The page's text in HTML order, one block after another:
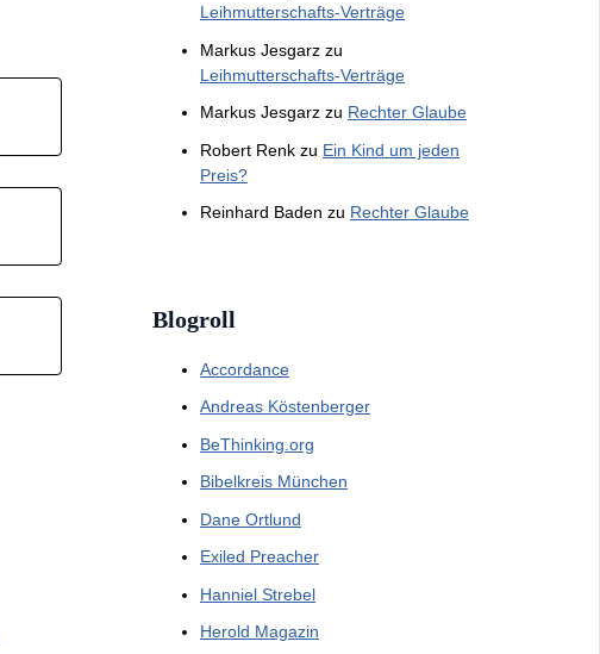
Leihmutterschafts-Verträge
Markus Jesgarz zu
Leihmutterschafts-Verträge
Markus Jesgarz zu Rechter Glaube
Robert Renk zu Ein Kind um jeden
Preis?
Reinhard Baden zu Rechter Glaube
Blogroll
Accordance
Andreas Köstenberger
BeThinking.org
Bibelkreis München
Dane Ortlund
Exiled Preacher
Hanniel Strebel
Herold Magazin